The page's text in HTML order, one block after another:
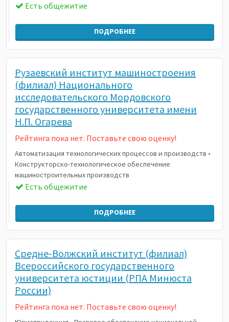
Есть общежитие
ПОДРОБНЕЕ
Рузаевский институт машиностроения
(филиал) Национального
исследовательского Мордовского
государственного университета имени
Н.П. Огарева
Рейтинга пока нет. Поставьте свою оценку!
Автоматизация технологических процессов и производств •
Конструкторско-технологическое обеспечение
машиностроительных производств
Есть общежитие
ПОДРОБНЕЕ
Средне-Волжский институт (филиал)
Всероссийского государственного
университета юстиции (РПА Минюста
России)
Рейтинга пока нет. Поставьте свою оценку!